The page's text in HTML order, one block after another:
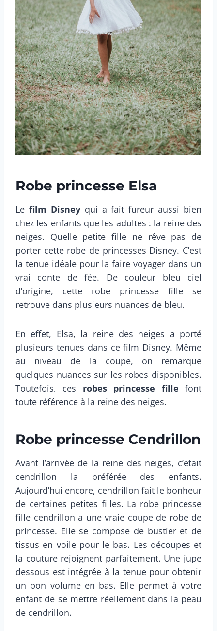
Robe princesse Elsa
Le film Disneyqui a fait fureur aussi bien
chez les enfants que les adultes : la reine des
neiges. Quelle petite fille ne rêve pas de
porter cette robe de princesses Disney. C’est
la tenue idéale pour la faire voyager dans un
vrai conte de fée. De couleur bleu ciel
d’origine, cette robe princesse fille se
retrouve dans plusieurs nuances de bleu.
En effet, Elsa, la reine des neiges a porté
plusieurs tenues dans ce film Disney. Même
au niveau de la coupe, on remarque
quelques nuances sur les robes disponibles.
Toutefois, ces robes princesse fille font
toute référence à la reine des neiges.
Robe princesse Cendrillon
Avant l’arrivée de la reine des neiges, c’était
cendrillon la préférée des enfants.
Aujourd’hui encore, cendrillon fait le bonheur
de certaines petites filles. La robe princesse
fille cendrillon a une vraie coupe de robe de
princesse. Elle se compose de bustier et de
tissus en voile pour le bas. Les découpes et
la couture rejoignent parfaitement. Une jupe
dessous est intégrée à la tenue pour obtenir
un bon volume en bas. Elle permet à votre
enfant de se mettre réellement dans la peau
de cendrillon.